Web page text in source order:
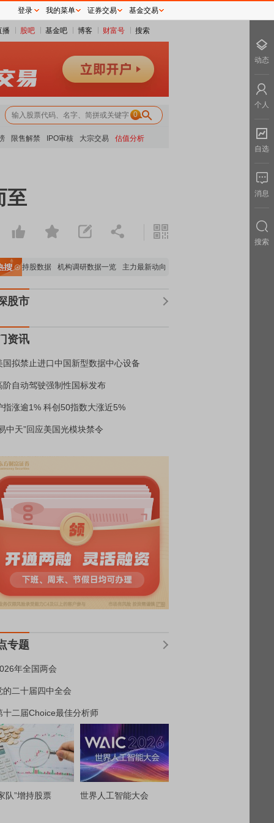
播 股吧 基金吧 博客 财富号 搜索
0
限售解禁 IPO审核 大宗交易 估值分析
至
构持股数据 机构调研数据一览 主力最新动向 上市公司限售股解禁一览
股市
资讯
国拟禁止进口中国新型数据中心设备
阶自动驾驶强制性国标发布
指涨逾1% 科创50指数大涨近5%
中天”回应美国光模块禁令
专题
年全国两会
的二十届四中全会
十二届Choice最佳分析师
队”增持股票 世界人工智能大会
登录 我的菜单 证券交易 基金交易
动态
个人
自选
消息
搜索